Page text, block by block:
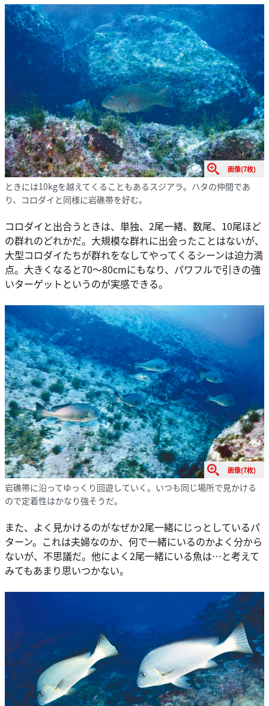
画像(7枚)
ときには10kgを越えてくることもあるスジアラ。ハタの仲間であ
り、コロダイと同様に岩礁帯を好む。
コロダイと出合うときは、単独、2尾一緒、数尾、10尾ほど
の群れのどれかだ。大規模な群れに出会ったことはないが、
大型コロダイたちが群れをなしてやってくるシーンは迫力満
点。大きくなると70～80cmにもなり、パワフルで引きの強
いターゲットというのが実感できる。
画像(7枚)
岩礁帯に沿ってゆっくり回遊していく。いつも同じ場所で見かける
ので定着性はかなり強そうだ。
また、よく見かけるのがなぜか2尾一緒にじっとしているパ
ターン。これは夫婦なのか、何で一緒にいるのかよく分から
ないが、不思議だ。他によく2尾一緒にいる魚は…と考えて
みてもあまり思いつかない。